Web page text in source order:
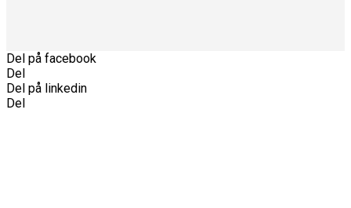
Del på facebook
Del
Del på linkedin
Del